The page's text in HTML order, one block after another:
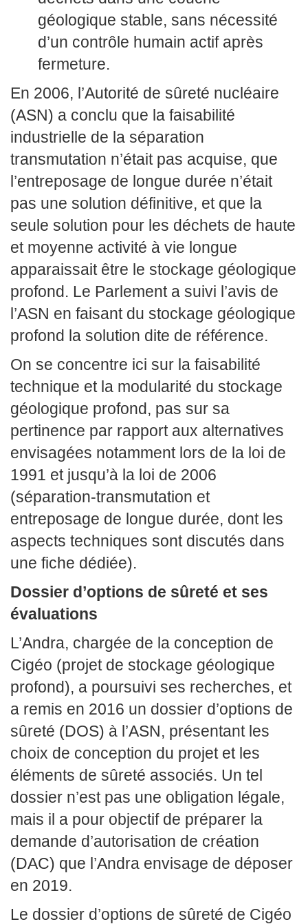
géologique stable, sans nécessité
d’un contrôle humain actif après
fermeture.
En 2006, l’Autorité de sûreté nucléaire
(ASN) a conclu que la faisabilité
industrielle de la séparation
transmutation n’était pas acquise, que
l’entreposage de longue durée n’était
pas une solution définitive, et que la
seule solution pour les déchets de haute
et moyenne activité à vie longue
apparaissait être le stockage géologique
profond. Le Parlement a suivi l’avis de
l’ASN en faisant du stockage géologique
profond la solution dite de référence.
On se concentre ici sur la faisabilité
technique et la modularité du stockage
géologique profond, pas sur sa
pertinence par rapport aux alternatives
envisagées notamment lors de la loi de
1991 et jusqu’à la loi de 2006
(séparation-transmutation et
entreposage de longue durée, dont les
aspects techniques sont discutés dans
une fiche dédiée).
Dossier d’options de sûreté et ses
évaluations
L’Andra, chargée de la conception de
Cigéo (projet de stockage géologique
profond), a poursuivi ses recherches, et
a remis en 2016 un dossier d’options de
sûreté (DOS) à l’ASN, présentant les
choix de conception du projet et les
éléments de sûreté associés. Un tel
dossier n’est pas une obligation légale,
mais il a pour objectif de préparer la
demande d’autorisation de création
(DAC) que l’Andra envisage de déposer
en 2019.
Le dossier d’options de sûreté de Cigéo